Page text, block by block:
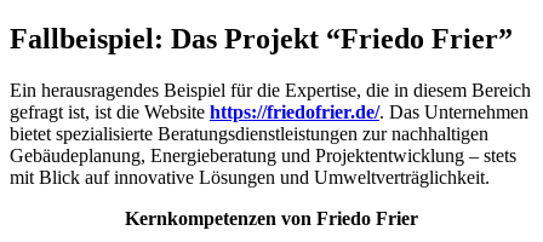
Fallbeispiel: Das Projekt “Friedo Frier”
Ein herausragendes Beispiel für die Expertise, die in diesem Bereich
gefragt ist, ist die Website https://friedofrier.de/. Das Unternehmen
bietet spezialisierte Beratungsdienstleistungen zur nachhaltigen
Gebäudeplanung, Energieberatung und Projektentwicklung – stets
mit Blick auf innovative Lösungen und Umweltverträglichkeit.
Kernkompetenzen von Friedo Frier